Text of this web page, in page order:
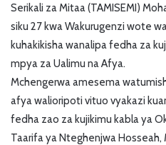
Serikali za Mitaa (TAMISEMI)
siku 27 kwa Wakurugenzi wote wa
kuhakikisha wanalipa fedha za
mpya za Ualimu na Afya.
Mchengerwa amesema
afya walioripoti vituo vyakazi
fedha zao za kujikimu kabla ya
Taarifa ya Nteghenjwa Hosseah,